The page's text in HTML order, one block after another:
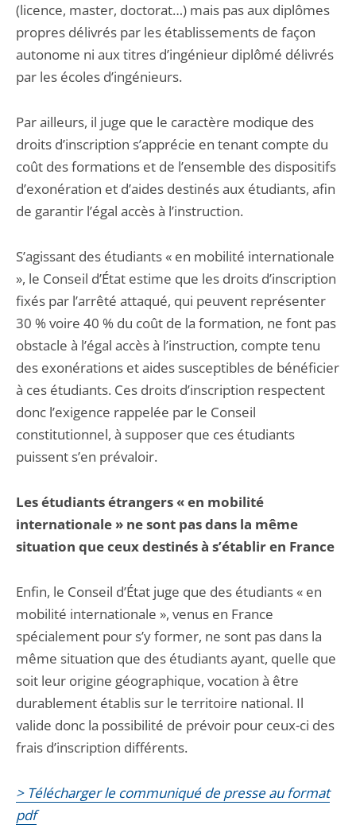
(licence, master, doctorat…) mais pas aux diplômes
propres délivrés par les établissements de façon
autonome ni aux titres d’ingénieur diplômé délivrés
par les écoles d’ingénieurs.
Par ailleurs, il juge que le caractère modique des
droits d’inscription s’apprécie en tenant compte du
coût des formations et de l’ensemble des dispositifs
d’exonération et d’aides destinés aux étudiants, afin
de garantir l’égal accès à l’instruction.
S’agissant des étudiants « en mobilité internationale
», le Conseil d’État estime que les droits d’inscription
fixés par l’arrêté attaqué, qui peuvent représenter
30 % voire 40 % du coût de la formation, ne font pas
obstacle à l’égal accès à l’instruction, compte tenu
des exonérations et aides susceptibles de bénéficier
à ces étudiants. Ces droits d’inscription respectent
donc l’exigence rappelée par le Conseil
constitutionnel, à supposer que ces étudiants
puissent s’en prévaloir.
Les étudiants étrangers « en mobilité
internationale » ne sont pas dans la même
situation que ceux destinés à s’établir en France
Enfin, le Conseil d’État juge que des étudiants « en
mobilité internationale », venus en France
spécialement pour s’y former, ne sont pas dans la
même situation que des étudiants ayant, quelle que
soit leur origine géographique, vocation à être
durablement établis sur le territoire national. Il
valide donc la possibilité de prévoir pour ceux-ci des
frais d’inscription différents.
> Télécharger le communiqué de presse au format
pdf